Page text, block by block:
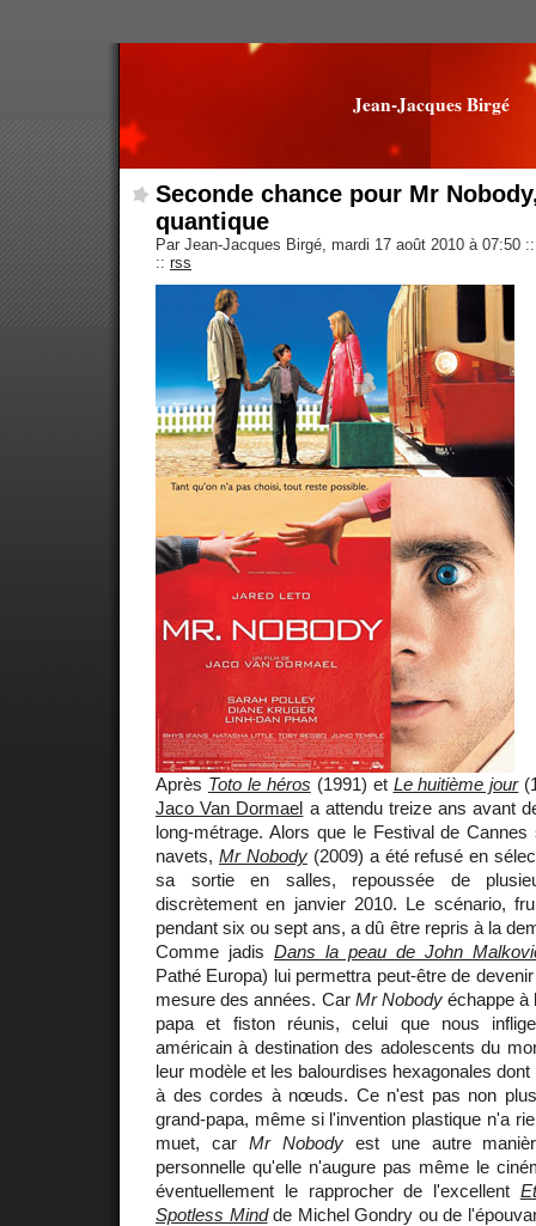
Jean-Jacques Birgé
Seconde chance pour Mr
quantique
Par Jean-Jacques Birgé, mardi 17 août 2010 à 07:50 ::
:: rss
Après Toto le héros (1991) et Le huitième jour
Jaco Van Dormael a attendu treize ans avant
long-métrage. Alors que le Festival de Cannes
navets, Mr Nobody(2009) a été refusé en
sa sortie en salles, repoussée de
discrètement en janvier 2010. Le scénario,
pendant six ou sept ans, a dû être repris à la
Comme jadis Dans la peau de John
Pathé Europa) lui permettra peut-être de
mesure des années. Car Mr Nobodyéchappe à
papa et fiston réunis, celui que nous
américain à destination des adolescents du
leur modèle et les balourdises hexagonales
à des cordes à nœuds. Ce n'est pas non
grand-papa, même si l'invention plastique n'a
muet, car Mr Nobodyest une autre
personnelle qu'elle n'augure pas même le
éventuellement le rapprocher de l'excellent
Spotless Mindde Michel Gondry ou de